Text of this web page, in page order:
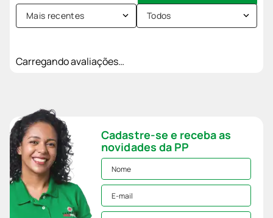
Mais recentes Todos
Carregando avaliações…
Cadastre-se e receba as
novidades da PP